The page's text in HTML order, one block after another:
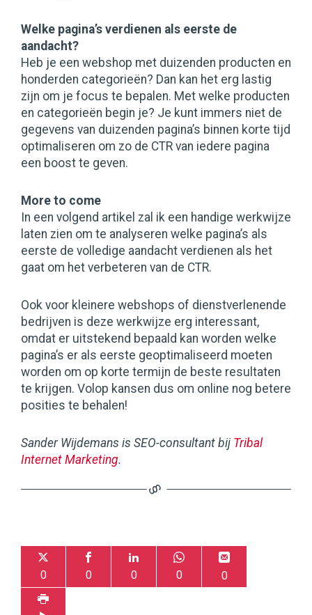
Welke pagina’s verdienen als eerste de
aandacht?
Heb je een webshop met duizenden producten en
honderden categorieën? Dan kan het erg lastig
zijn om je focus te bepalen. Met welke producten
en categorieën begin je? Je kunt immers niet de
gegevens van duizenden pagina’s binnen korte tijd
optimaliseren om zo de CTR van iedere pagina
een boost te geven.
More to come
In een volgend artikel zal ik een handige werkwijze
laten zien om te analyseren welke pagina’s als
eerste de volledige aandacht verdienen als het
gaat om het verbeteren van de CTR.
Ook voor kleinere webshops of dienstverlenende
bedrijven is deze werkwijze erg interessant,
omdat er uitstekend bepaald kan worden welke
pagina’s er als eerste geoptimaliseerd moeten
worden om op korte termijn de beste resultaten
te krijgen. Volop kansen dus om online nog betere
posities te behalen!
Sander Wijdemans is SEO-consultant bij Tribal
Internet Marketing.
0 0 0 0 0